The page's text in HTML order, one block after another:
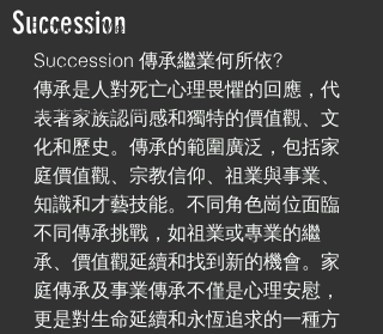
Proud of Me
Brighter Me
Understand Me
Succession
Succession 傳承繼業何所依?
傳承是人對死亡心理畏懼的回應，代
表著家族認同感和獨特的價值觀、文
化和歷史。傳承的範圍廣泛，包括家
庭價值觀、宗教信仰、祖業與事業、
知識和才藝技能。不同角色崗位面臨
不同傳承挑戰，如祖業或專業的繼
承、價值觀延續和找到新的機會。家
庭傳承及事業傳承不僅是心理安慰，
更是對生命延續和永恆追求的一種方